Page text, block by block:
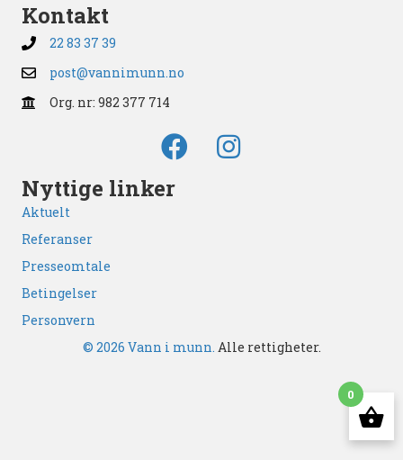
Kontakt
22 83 37 39
post@vannimunn.no
Org. nr: 982 377 714
Nyttige linker
Aktuelt
Referanser
Presseomtale
Betingelser
Personvern
© 2026 Vann i munn. Alle rettigheter.
0